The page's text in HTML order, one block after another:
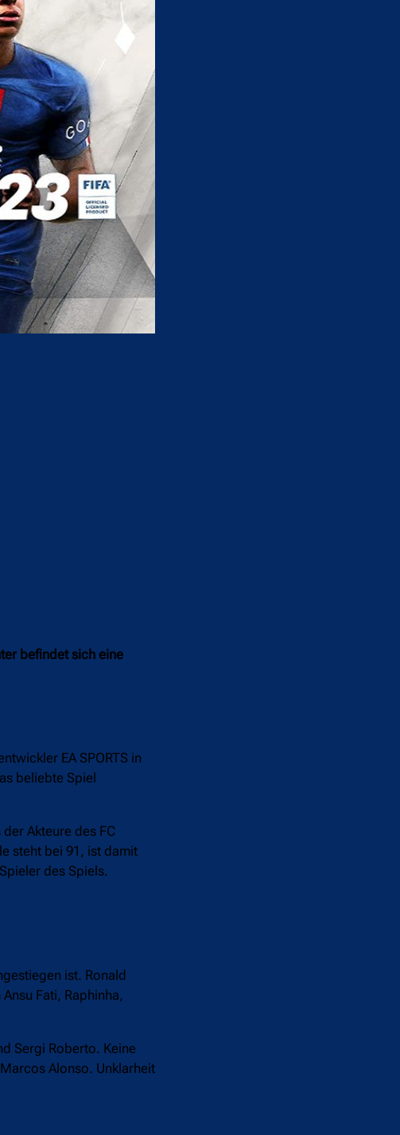
befindet sich eine
EA SPORTS in
beliebte Spiel
Akteure des FC
steht bei 91, ist damit
des Spiels.
ist. Ronald
Fati, Raphinha,
Sergi Roberto. Keine
Alonso. Unklarheit